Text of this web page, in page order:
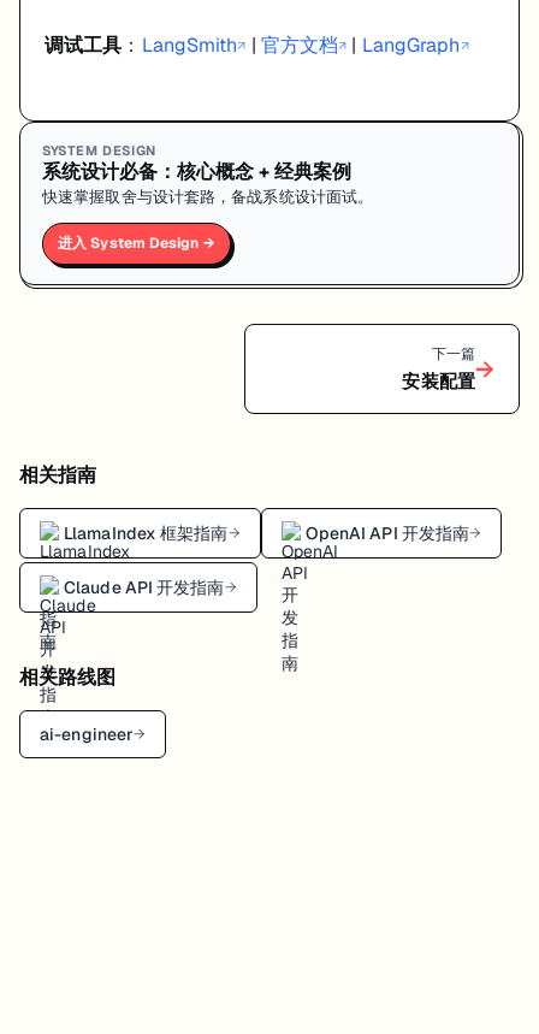
调试工具 ： LangSmith↗ | 官方文档↗ | LangGraph↗
SYSTEM DESIGN
系统设计必备：核心概念 + 经典案例
快速掌握取舍与设计套路，备战系统设计面试。
进入 System Design →
下一篇
安装配置→
相关指南
LlamaIndex 框架指南→ OpenAI API 开发指南→
Claude API 开发指南→
相关路线图
ai-engineer→